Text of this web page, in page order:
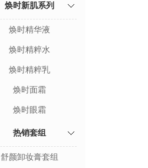
焕时新肌系列
焕时精华液
焕时精粹水
焕时精粹乳
焕时面霜
焕时眼霜
热销套组
舒颜卸妆膏套组